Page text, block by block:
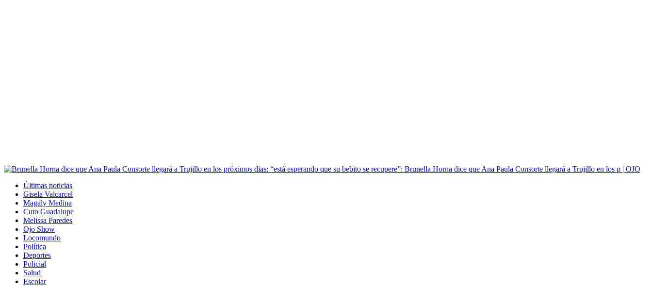
Últimas noticias
Gisela Valcarcel
Magaly Medina
Cuto Guadalupe
Melissa Paredes
Ojo Show
Locomundo
Política
Deportes
Policial
Salud
Escolar